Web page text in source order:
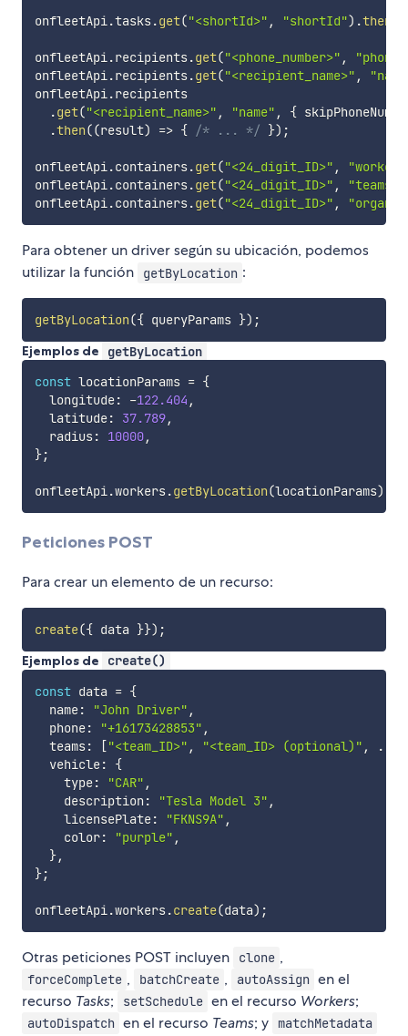
onfleetApi.tasks.get("<shortId>" , "shortId") .then
onfleetApi.recipients.get("<phone_number>" , "phone"
onfleetApi.recipients.get("<recipient_name>" ,
onfleetApi.recipients
.get("<recipient_name>" , "name" , {
.then((result) => { /* ... */ }) ;
onfleetApi.containers.get("<24_digit_ID>" ,
onfleetApi.containers.get("<24_digit_ID>" , "teams"
onfleetApi.containers.get("<24_digit_ID>" ,
Para obtener un driver según su ubicación, podemos
utilizar la función
getByLocation :
getByLocation({ queryParams }) ;
Ejemplos de
getByLocation
const locationParams = {
  longitude
: -122.404 ,
  latitude
: 37.789,
  radius
: 10000,
};
onfleetApi.workers.getByLocation(locationParams)
Peticiones POST
Para crear un elemento de un recurso:
create({ data }}) ;
Ejemplos de
create()
const data = {
  name
: "John Driver" ,
  phone
: "+16173428853" ,
  teams
: ["<team_ID>" , "<team_ID> (optional)" , ...
  vehicle
:
{
    type
: "CAR" ,
    description
: "Tesla Model 3" ,
    licensePlate
: "FKNS9A" ,
    color
: "purple" ,
},
};
onfleetApi.workers.create(data) ;
Otras peticiones POST incluyen clone ,
forceComplete , batchCreate , autoAssign en el
recurso Tasks; setSchedule en el recurso Workers;
autoDispatch en el recurso Teams; y matchMetadata